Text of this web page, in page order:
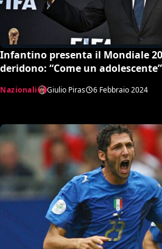
Infantino presenta il Mondiale
deridono: “Come un adolescente”
Nazionali Giulio Piras 6 Febbraio 2024